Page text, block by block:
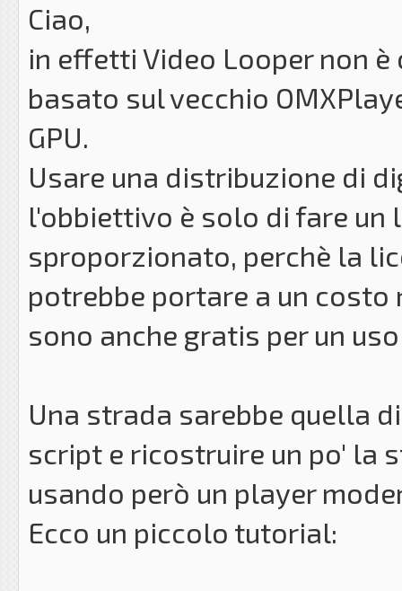
Ciao,
in effetti Video Looper non
basato sul vecchio
GPU.
Usare una distribuzione di
l'obbiettivo è solo di fare un
sproporzionato, perchè la
potrebbe portare a un
sono anche gratis per un
Una strada sarebbe quella
script e ricostruire un po' la
usando però un player
Ecco un piccolo tutorial: